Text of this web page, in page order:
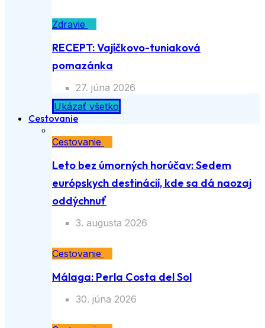
Zdravie
RECEPT: Vajíčkovo-tuniaková
pomazánka
27. júna 2026
Ukázať všetko
Cestovanie
Cestovanie
Leto bez úmorných horúčav: Sedem
európskych destinácií, kde sa dá naozaj
oddýchnuť
3. augusta 2026
Cestovanie
Málaga: Perla Costa del Sol
30. júna 2026